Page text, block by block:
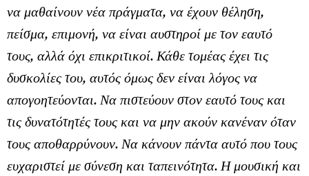
να μαθαίνουν νέα πράγματα, να έχουν θέληση,
πείσμα, επιμονή, να είναι αυστηροί με τον εαυτό
τους, αλλά όχι επικριτικοί. Κάθε τομέας έχει τις
δυσκολίες του, αυτός όμως δεν είναι λόγος να
απογοητεύονται. Να πιστεύουν στον εαυτό τους και
τις δυνατότητές τους και να μην ακούν κανέναν όταν
τους αποθαρρύνουν. Να κάνουν πάντα αυτό που τους
ευχαριστεί με σύνεση και ταπεινότητα. Η μουσική και